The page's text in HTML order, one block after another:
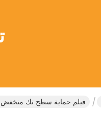
فيلم حماية سطح تك منخفض ،